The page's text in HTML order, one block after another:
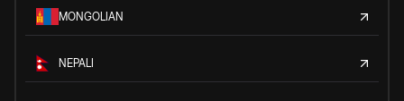
MONGOLIAN
NEPALI